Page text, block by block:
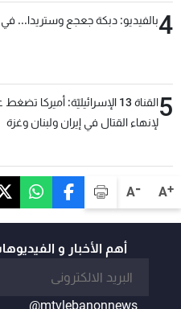
A+
A-
4بالفيديو: دبكة جعجع وستريدا...
5
القناة 13 الإسرائيليّة: أميركا
لإنهاء القتال في إيران ولبنان وغزة
أهم الأخبار و
@mtvlebanonnews